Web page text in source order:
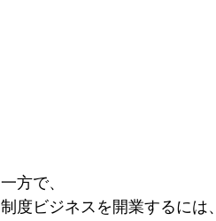
一方で、
制度ビジネスを開業するには、